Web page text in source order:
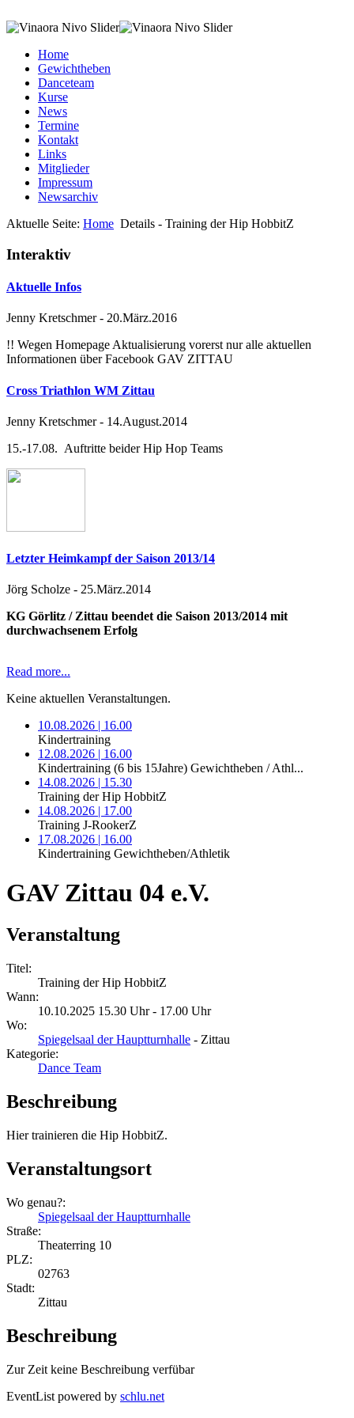
Home
Gewichtheben
Danceteam
Kurse
News
Termine
Kontakt
Links
Mitglieder
Impressum
Newsarchiv
Aktuelle Seite: Home Details - Training der Hip HobbitZ
Interaktiv
Aktuelle Infos
Jenny Kretschmer- 20.März.2016
!! Wegen Homepage Aktualisierung vorerst nur alle aktuellen
Informationen über Facebook GAV ZITTAU
Cross Triathlon WM Zittau
Jenny Kretschmer- 14.August.2014
15.-17.08. Auftritte beider Hip Hop Teams
Letzter Heimkampf der Saison 2013/14
Jörg Scholze - 25.März.2014
KG Görlitz / Zittau beendet die Saison 2013/2014 mit
durchwachsenem Erfolg
Read more...
Keine aktuellen Veranstaltungen.
10.08.2026 | 16.00
Kindertraining
12.08.2026 | 16.00
Kindertraining (6 bis 15Jahre) Gewichtheben / Athl...
14.08.2026 | 15.30
Training der Hip HobbitZ
14.08.2026 | 17.00
Training J-RookerZ
17.08.2026 | 16.00
Kindertraining Gewichtheben/Athletik
GAV Zittau 04 e.V.
Veranstaltung
Titel:
Training der Hip HobbitZ
Wann:
10.10.2025 15.30 Uhr - 17.00 Uhr
Wo:
Spiegelsaal der Hauptturnhalle - Zittau
Kategorie:
Dance Team
Beschreibung
Hier trainieren die Hip HobbitZ.
Veranstaltungsort
Wo genau?:
Spiegelsaal der Hauptturnhalle
Straße:
Theaterring 10
PLZ:
02763
Stadt:
Zittau
Beschreibung
Zur Zeit keine Beschreibung verfübar
EventList powered by schlu.net